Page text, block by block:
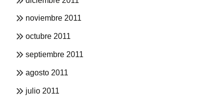
noviembre 2011
octubre 2011
septiembre 2011
agosto 2011
julio 2011